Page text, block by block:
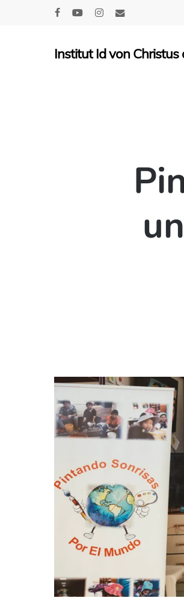
Hit enter to search or ESC to
Institut Id von Christus